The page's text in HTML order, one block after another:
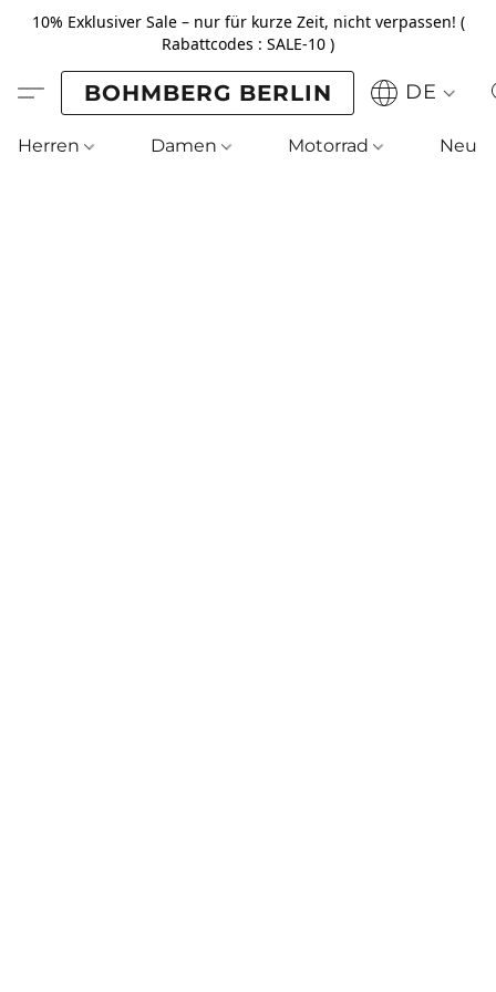
10% Exklusiver Sale – nur für kurze Zeit, nicht verpassen! (
Rabattcodes : SALE-10 )
BOHMBERG BERLIN DE
Herren Damen Motorrad Neu !